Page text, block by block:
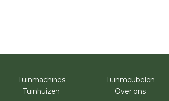
Tuinmachines
Tuinhuizen
Tuinmeubelen
Over ons